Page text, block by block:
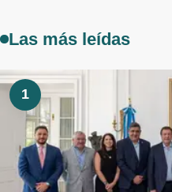
Las más leídas
1